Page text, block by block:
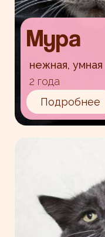
Мура
нежная, умная
2 года
Подробнее